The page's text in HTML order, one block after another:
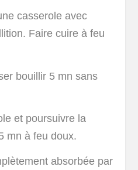
casserole avec
Faire cuire à feu
bouillir 5 mn sans
et poursuivre la
mn à feu doux.
absorbée par